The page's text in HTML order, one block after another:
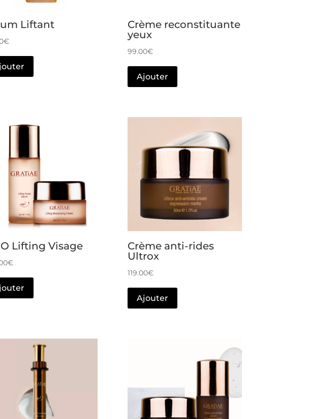
Liftant
€
Crème reconstituante
yeux
99.00€
Ajouter
Lifting Visage
€
Crème anti-rides
Ultrox
119.00€
Ajouter